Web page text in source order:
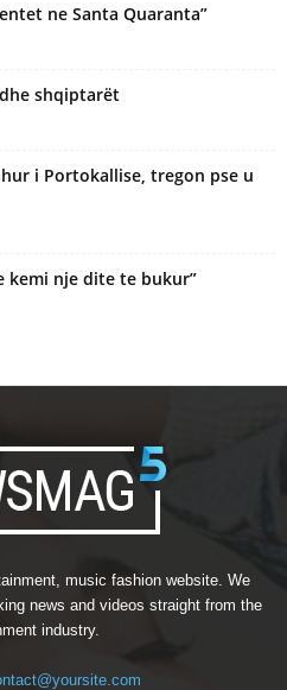
ne Santa Quaranta”
shqiptarët
i Portokallise, tregon pse u
kemi nje dite te bukur”
music fashion website. We
news and videos straight from the
industry.